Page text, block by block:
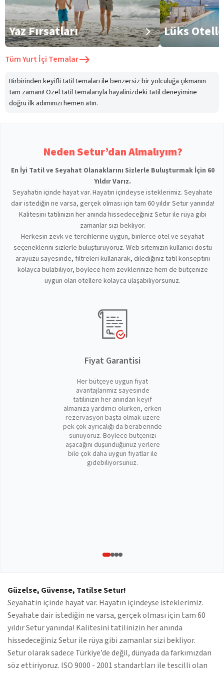
Yaz Fırsatları Lüks
TümYurt İçi Temalar
Birbirinden keyifli tatil temaları ile benzersiz bir yolculuğa çıkmanın
tam zamanı! Özel tatil temalarıyla hayalinizdeki tatil deneyimine
doğru ilk adımınızı hemen atın.
Neden Setur’dan Almalıyım?
En İyi Tatil ve Seyahat Olanaklarını Sizlerle Buluşturmak İçin 60
Yıldır Varız.
Seyahatin içinde hayat var. Hayatın içindeyse isteklerimiz. Seyahate
dair istediğin ne varsa, gerçek olması için tam 60 yıldır Setur yanında!
Kalitesini tatilinizin her anında hissedeceğiniz Setur ile rüya gibi
zamanlar sizi bekliyor.
Herkesin zevk ve tercihlerine uygun, binlerce otel ve seyahat
seçeneklerini sizlerle buluşturuyoruz. Web sitemizin kullanıcı dostu
arayüzü sayesinde, filtreleri kullanarak, dilediğiniz tatil konseptini
kolayca bulabiliyor, böylece hem zevklerinize hem de bütçenize
uygun olan otellere kolayca ulaşabiliyorsunuz.
Fiyat Garantisi
Her bütçeye uygun fiyat
avantajlarımız sayesinde
tatilinizin her anından keyif
almanıza yardımcı olurken, erken
rezervasyon başta olmak üzere
pek çok ayrıcalığı da beraberinde
sunuyoruz. Böylece bütçenizi
aşacağını düşündüğünüz yerlere
bile çok daha uygun fiyatlar ile
gidebiliyorsunuz.
Güzelse, Güvense, Tatilse Setur!
Seyahatin içinde hayat var. Hayatın içindeyse isteklerimiz.
Seyahate dair istediğin ne varsa, gerçek olması için tam 60
yıldır Setur yanında! Kalitesini tatilinizin her anında
hissedeceğiniz Setur ile rüya gibi zamanlar sizi bekliyor.
Setur olarak sadece Türkiye’de değil, dünyada da farkımızdan
söz ettiriyoruz. ISO 9000 - 2001 standartları ile tescilli olan